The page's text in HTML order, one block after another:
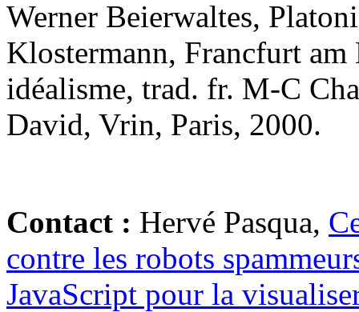
Werner Beierwaltes,
Klostermann, Francfurt
idéalisme, trad. fr. M-C
David, Vrin, Paris, 2000.
Contact : Hervé Pasqua,
contre les robots
JavaScript pour la